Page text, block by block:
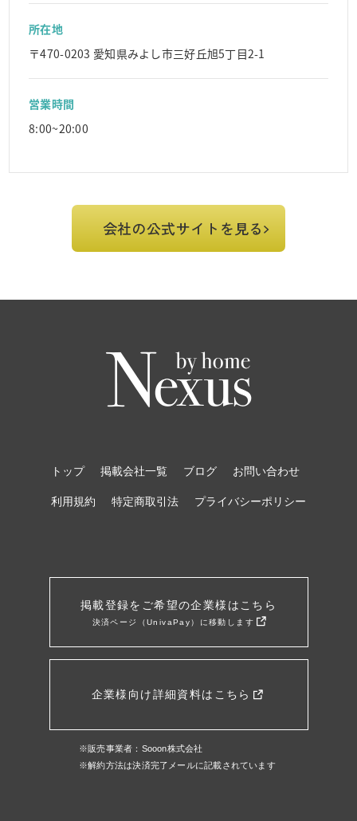
所在地
〒470-0203 愛知県みよし市三好丘旭5丁目2-1
営業時間
8:00~20:00
会社の公式サイトを見る
トップ 掲載会社一覧 ブログ お問い合わせ
利用規約 特定商取引法 プライバシーポリシー
掲載登録をご希望の企業様はこちら
決済ページ（UnivaPay）に移動します
企業様向け詳細資料はこちら
※販売事業者：Sooon株式会社
※解約方法は決済完了メールに記載されています